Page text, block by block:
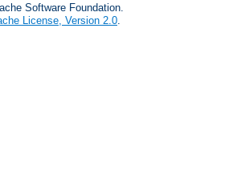
Software Foundation.
License, Version 2.0